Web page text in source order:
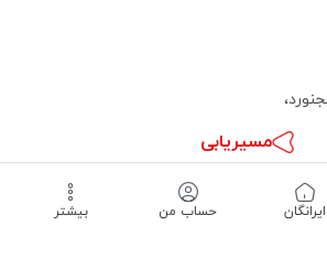
،
مسیریابی
‌ایرانگان حساب من بیشتر